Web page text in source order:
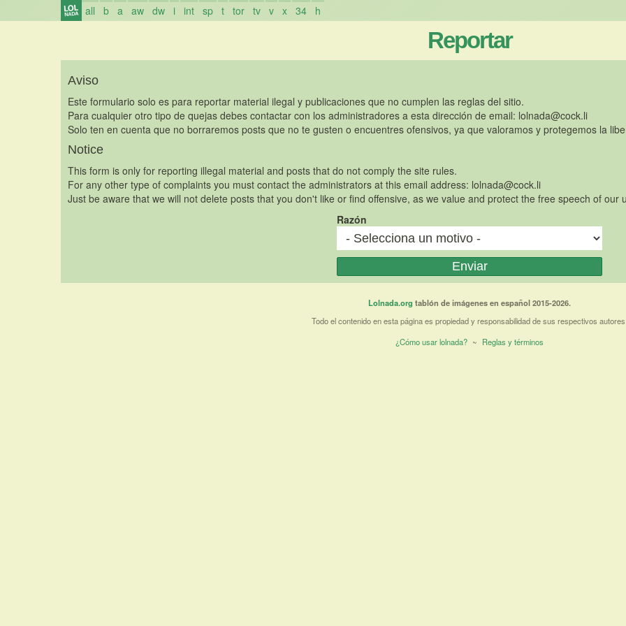
all b a aw dw i int sp t tor tv v x 34 h
Reportar
Aviso
Este formulario solo es para reportar material ilegal y publicaciones que no cumplen las reglas del sitio.
Para cualquier otro tipo de quejas debes contactar con los administradores a esta dirección de email: lolnada@cock.li
Solo ten en cuenta que no borraremos posts que no te gusten o encuentres ofensivos, ya que valoramos y protegemos la
Notice
This form is only for reporting illegal material and posts that do not comply the site rules.
For any other type of complaints you must contact the administrators at this email address: lolnada@cock.li
Just be aware that we will not delete posts that you don't like or find offensive, as we value and protect the free speech of our
Razón
Lolnada.org tablón de imágenes en español 2015-2026.
Todo el contenido en esta página es propiedad y responsabilidad de sus respectivos
¿Cómo usar lolnada? ~ Reglas y términos